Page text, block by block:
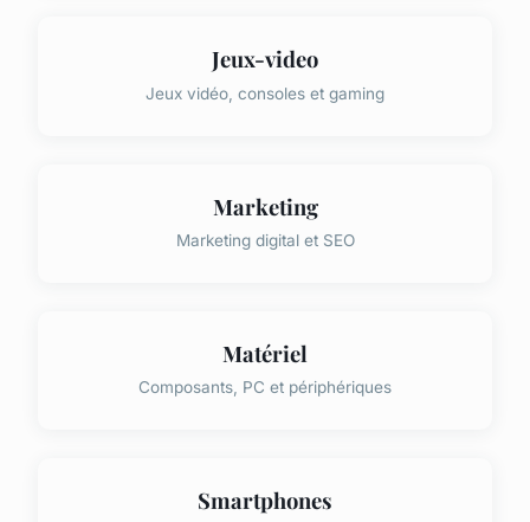
Jeux-video
Jeux vidéo, consoles et gaming
Marketing
Marketing digital et SEO
Matériel
Composants, PC et périphériques
Smartphones